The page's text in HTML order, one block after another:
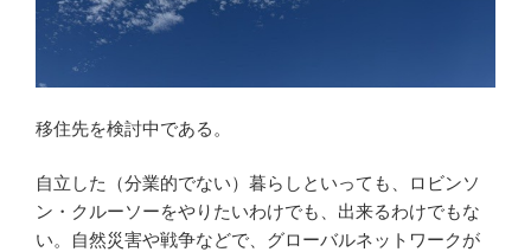
移住先を検討中である。
自立した（分業的でない）暮らしといっても、ロビンソ
ン・クルーソーをやりたいわけでも、出来るわけでもな
い。自然災害や戦争などで、グローバルネットワークが